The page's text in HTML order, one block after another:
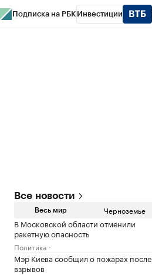
Подписка на РБК Инвестиции
Все новости
Весь мир Черноземье
В Московской области отменили
ракетную опасность
Политика
Мэр Киева сообщил о пожарах после
взрывов